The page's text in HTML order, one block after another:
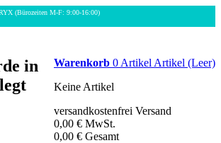
(Bürozeiten M-F: 9:00-16:00)
Warenkorb 0 Artikel Artikel (Leer)
Keine Artikel
versandkostenfrei Versand
0,00 € MwSt.
0,00 € Gesamt
in